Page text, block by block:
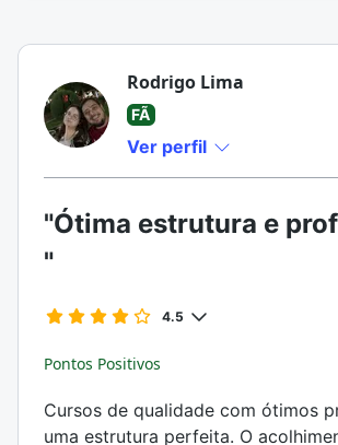
Rodrigo Lima
FÃ
Ver perfil
"Ótima estrutura e
"
4.5
Pontos Positivos
Cursos de qualidade com ótimos
uma estrutura perfeita. O